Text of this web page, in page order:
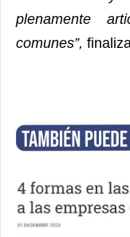
plenamente
comunes”,